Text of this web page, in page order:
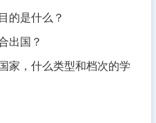
的是什么？
出国？
家，什么类型和档次的学